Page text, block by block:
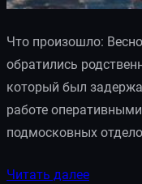
Что произошло:
обратились
который был
работе
подмосковных
Читать далее